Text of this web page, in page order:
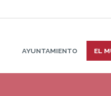
AYUNTAMIENTO EL